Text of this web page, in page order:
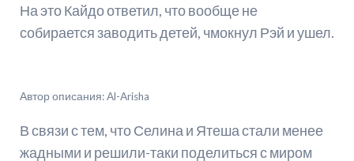
На это Кайдо ответил, что вообще не
собирается заводить детей, чмокнул Рэй и ушел.
Автор описания: Al-Arisha
В связи с тем, что Селина и Ятеша стали менее
жадными и решили-таки поделиться с миром